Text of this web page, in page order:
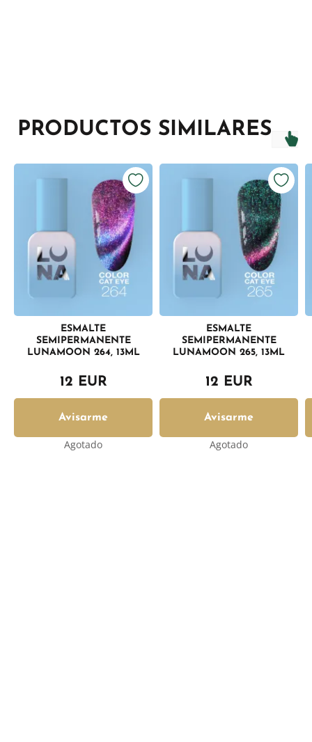
PRODUCTOS SIMILARES
ESMALTE
SEMIPERMANENTE
LUNAMOON 264, 13ML
12 EUR
Avisarme
Agotado
ESMALTE
SEMIPERMANENTE
LUNAMOON 265, 13ML
12 EUR
Avisarme
Agotado